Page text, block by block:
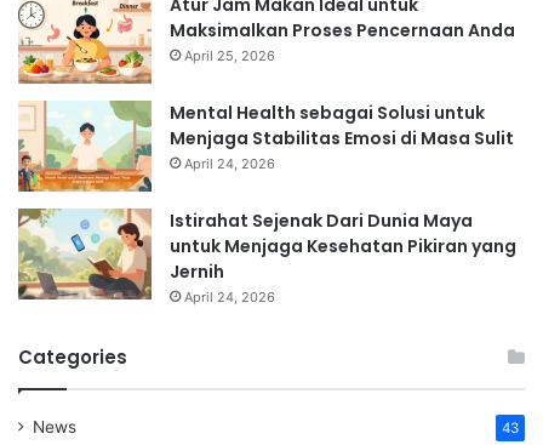
Maksimalkan Proses Pencernaan Anda
April 25, 2026
Mental Health sebagai Solusi untuk
Menjaga Stabilitas Emosi di Masa Sulit
April 24, 2026
Istirahat Sejenak Dari Dunia Maya
untuk Menjaga Kesehatan Pikiran yang
Jernih
April 24, 2026
Categories
News 43